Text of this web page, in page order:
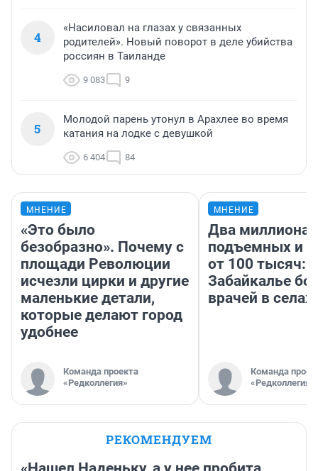
4
«Насиловал на глазах у связанных
родителей». Новый поворот в деле убийства
россиян в Таиланде
9 083 9
5
Молодой парень утонул в Арахлее во время
катания на лодке с девушкой
6 404 84
МНЕНИЕ
«Это было
безобразно». Почему с
площади Революции
исчезли цирки и другие
маленькие детали,
которые делают город
удобнее
Команда проекта
«Редколлегия»
МНЕНИЕ
Два миллиона
подъемных и
от 100 тысяч:
Забайкалье
врачей в селах
Команда
«Редколлегия»
РЕКОМЕНДУЕМ